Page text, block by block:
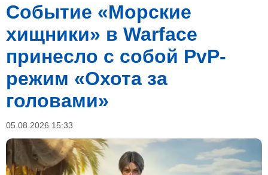
Событие «Морские
хищники» в Warface
принесло с собой PvP-
режим «Охота за
головами»
05.08.2026 15:33